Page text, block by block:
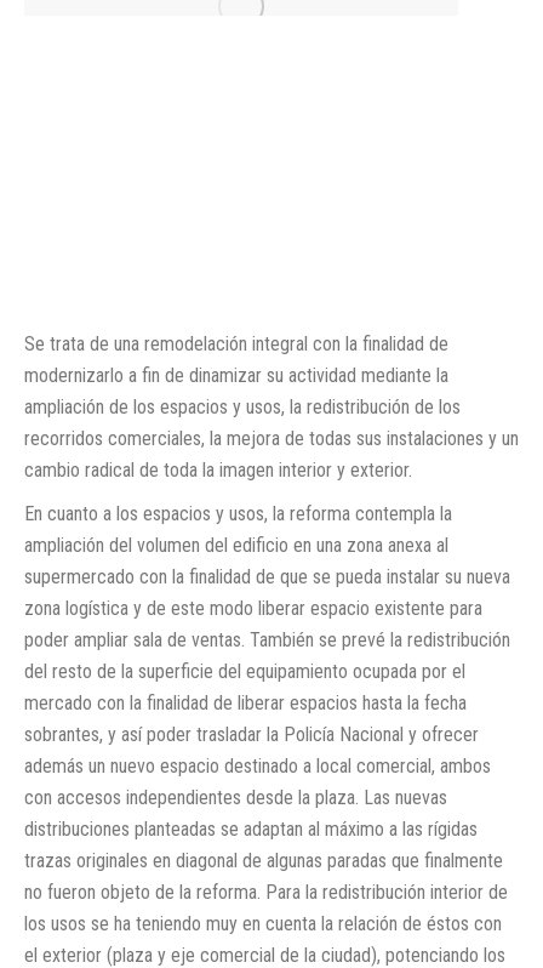
Se trata de una remodelación integral con la finalidad de
modernizarlo a fin de dinamizar su actividad mediante la
ampliación de los espacios y usos, la redistribución de los
recorridos comerciales, la mejora de todas sus instalaciones y un
cambio radical de toda la imagen interior y exterior.
En cuanto a los espacios y usos, la reforma contempla la
ampliación del volumen del edificio en una zona anexa al
supermercado con la finalidad de que se pueda instalar su nueva
zona logística y de este modo liberar espacio existente para
poder ampliar sala de ventas. También se prevé la redistribución
del resto de la superficie del equipamiento ocupada por el
mercado con la finalidad de liberar espacios hasta la fecha
sobrantes, y así poder trasladar la Policía Nacional y ofrecer
además un nuevo espacio destinado a local comercial, ambos
con accesos independientes desde la plaza. Las nuevas
distribuciones planteadas se adaptan al máximo a las rígidas
trazas originales en diagonal de algunas paradas que finalmente
no fueron objeto de la reforma. Para la redistribución interior de
los usos se ha teniendo muy en cuenta la relación de éstos con
el exterior (plaza y eje comercial de la ciudad), potenciando los